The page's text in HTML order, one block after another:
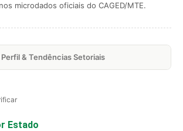
microdados oficiais do CAGED/MTE.
& Tendências Setoriais
Estado